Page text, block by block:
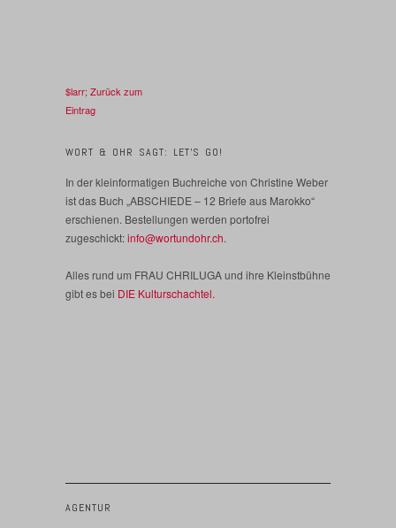
$larr; Zurück zum
Eintrag
WORT & OHR SAGT: LET’S GO!
In der kleinformatigen Buchreiche von Christine Weber
ist das Buch „ABSCHIEDE – 12 Briefe aus Marokko“
erschienen. Bestellungen werden portofrei
zugeschickt:info@wortundohr.ch.
Alles rund um FRAU CHRILUGA und ihre Kleinstbühne
gibt es bei DIE Kulturschachtel.
AGENTUR